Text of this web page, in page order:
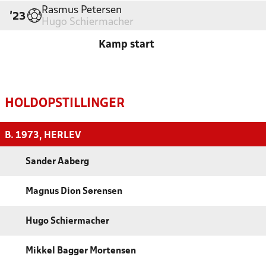
'23
Rasmus Petersen
Hugo Schiermacher
Kamp start
HOLDOPSTILLINGER
B. 1973, HERLEV
Sander Aaberg
Magnus Dion Sørensen
Hugo Schiermacher
Mikkel Bagger Mortensen